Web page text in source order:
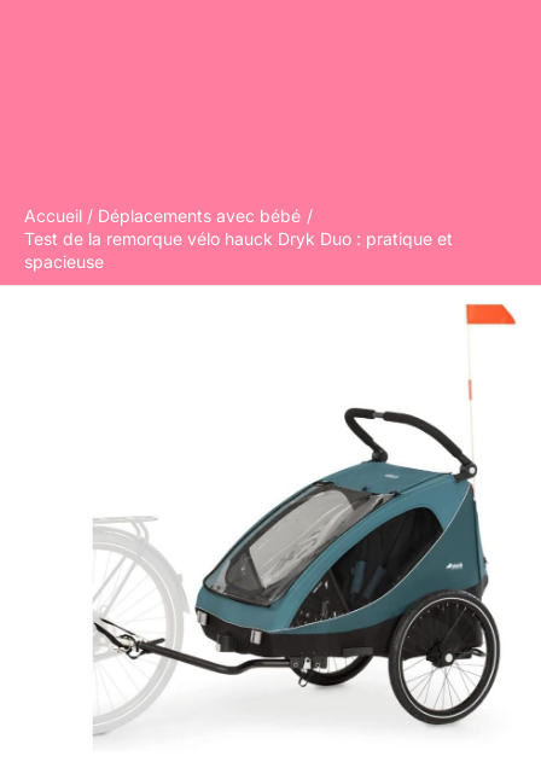
Accueil
Déplacements avec bébé
Test de la remorque vélo hauck Dryk Duo : pratique et
spacieuse